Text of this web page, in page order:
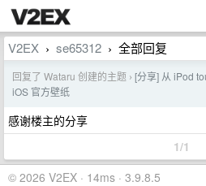
V2EX › se65312 › 全部回复
回复了 Wataru 创建的主题 › [分享] 从 iPod
iOS 官方壁纸
感谢楼主的分享
1/1
© 2026 V2EX · 14ms · 3.9.8.5